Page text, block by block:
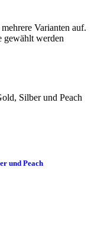
Varianten auf.
gewählt werden
Silber und Peach
und Peach